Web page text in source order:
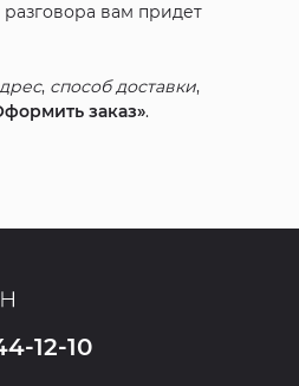
вам придет
, способ доставки,
заказ».
12-10